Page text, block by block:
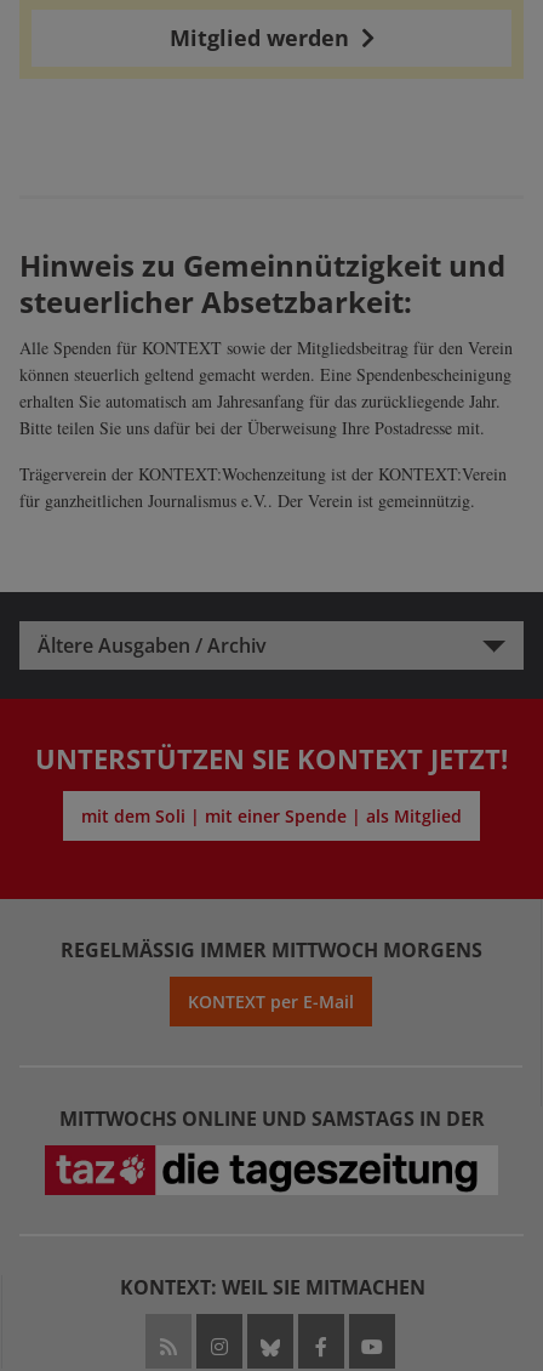
Mitglied werden
Hinweis zu Gemeinnützigkeit und
steuerlicher Absetzbarkeit:
Alle Spenden für KONTEXT sowie der Mitgliedsbeitrag für den Verein
können steuerlich geltend gemacht werden. Eine Spendenbescheinigung
erhalten Sie automatisch am Jahresanfang für das zurückliegende Jahr.
Bitte teilen Sie uns dafür bei der Überweisung Ihre Postadresse mit.
Trägerverein der KONTEXT:Wochenzeitung ist der KONTEXT:Verein
für ganzheitlichen Journalismus e.V.. Der Verein ist gemeinnützig.
Ältere Ausgaben / Archiv
UNTERSTÜTZEN SIE KONTEXT JETZT!
mit dem Soli | mit einer Spende | als Mitglied
REGELMÄSSIG IMMER MITTWOCH MORGENS
KONTEXT per E-Mail
MITTWOCHS ONLINE UND SAMSTAGS IN DER
KONTEXT: WEIL SIE MITMACHEN